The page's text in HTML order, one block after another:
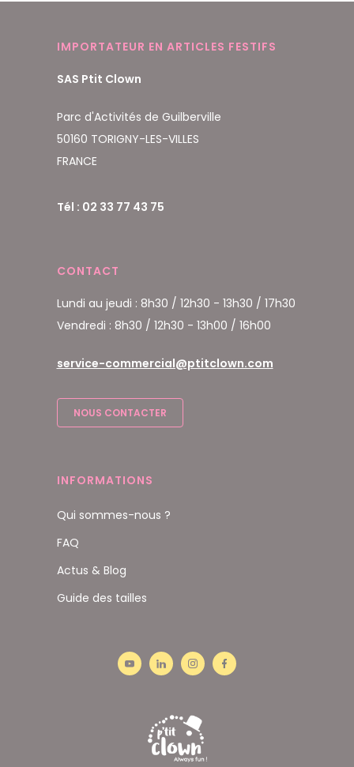
IMPORTATEUR EN ARTICLES FESTIFS
SAS Ptit Clown
Parc d'Activités de Guilberville
50160 TORIGNY-LES-VILLES
FRANCE
Tél : 02 33 77 43 75
CONTACT
Lundi au jeudi : 8h30 / 12h30 - 13h30 / 17h30
Vendredi : 8h30 / 12h30 - 13h00 / 16h00
service-commercial@ptitclown.com
NOUS CONTACTER
INFORMATIONS
Qui sommes-nous ?
FAQ
Actus & Blog
Guide des tailles